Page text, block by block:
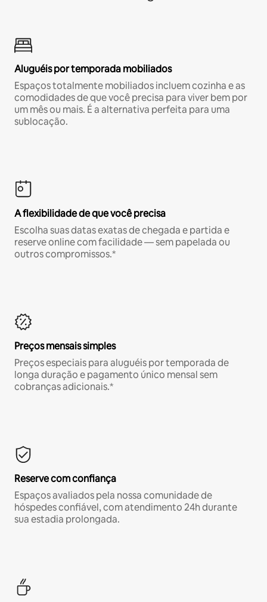
Aluguéis por temporada mobiliados
Espaços totalmente mobiliados incluem cozinha e as
comodidades de que você precisa para viver bem por
um mês ou mais. É a alternativa perfeita para uma
sublocação.
A flexibilidade de que você precisa
Escolha suas datas exatas de chegada e partida e
reserve online com facilidade — sem papelada ou
outros compromissos.*
Preços mensais simples
Preços especiais para aluguéis por temporada de
longa duração e pagamento único mensal sem
cobranças adicionais.*
Reserve com confiança
Espaços avaliados pela nossa comunidade de
hóspedes confiável, com atendimento 24h durante
sua estadia prolongada.